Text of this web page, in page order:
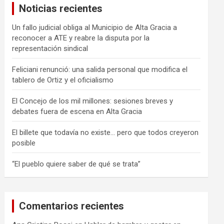
Noticias recientes
Un fallo judicial obliga al Municipio de Alta Gracia a
reconocer a ATE y reabre la disputa por la
representación sindical
Feliciani renunció: una salida personal que modifica el
tablero de Ortiz y el oficialismo
El Concejo de los mil millones: sesiones breves y
debates fuera de escena en Alta Gracia
El billete que todavía no existe… pero que todos creyeron
posible
“El pueblo quiere saber de qué se trata”
Comentarios recientes